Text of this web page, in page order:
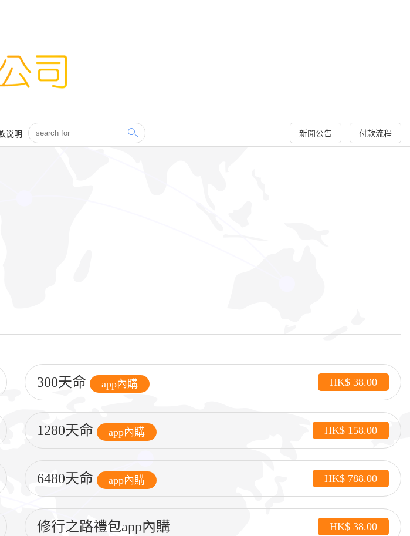
说明 新聞公告 付款流程
300天命 app內購 HK$ 38.00
1280天命 app內購 HK$ 158.00
6480天命 app內購 HK$ 788.00
修行之路禮包app內購 HK$ 38.00